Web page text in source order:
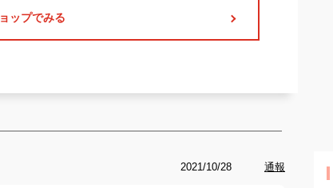
ップでみる
2021/10/28 通報